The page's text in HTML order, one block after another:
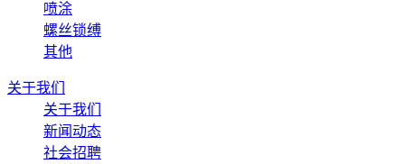
喷涂
螺丝锁缚
其他
关于我们
关于我们
新闻动态
社会招聘